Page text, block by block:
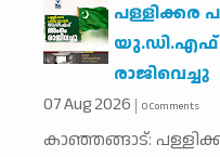
പള്ളിക്കര
യു.ഡി.എഫ്
രാജിവെച്ചു
07Aug2026 0 Comments
കാഞ്ഞങ്ങാട്: